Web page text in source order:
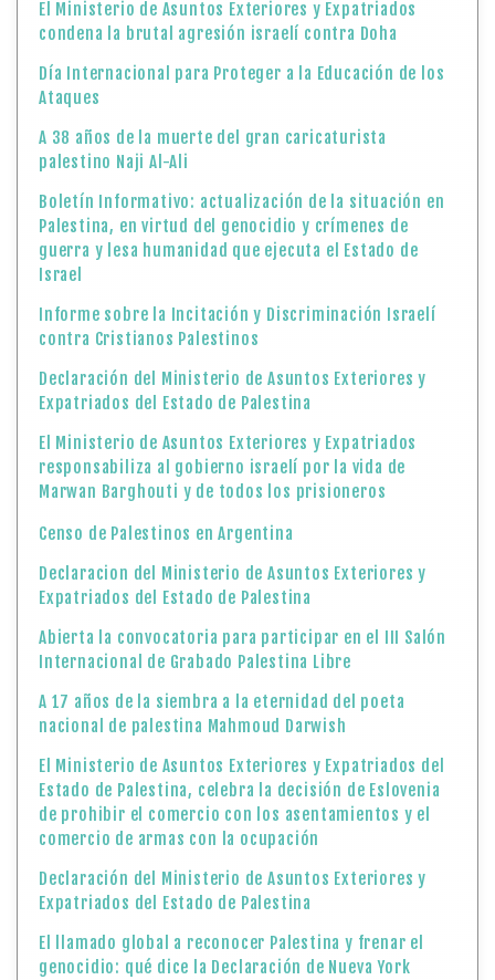
El Ministerio de Asuntos Exteriores y Expatriados
condena la brutal agresión israelí contra Doha
Día Internacional para Proteger a la Educación de los
Ataques
A 38 años de la muerte del gran caricaturista
palestino Naji Al-Ali
Boletín Informativo: actualización de la situación en
Palestina, en virtud del genocidio y crímenes de
guerra y lesa humanidad que ejecuta el Estado de
Israel
Informe sobre la Incitación y Discriminación Israelí
contra Cristianos Palestinos
Declaración del Ministerio de Asuntos Exteriores y
Expatriados del Estado de Palestina
El Ministerio de Asuntos Exteriores y Expatriados
responsabiliza al gobierno israelí por la vida de
Marwan Barghouti y de todos los prisioneros
Censo de Palestinos en Argentina
Declaracion del Ministerio de Asuntos Exteriores y
Expatriados del Estado de Palestina
Abierta la convocatoria para participar en el III Salón
Internacional de Grabado Palestina Libre
A 17 años de la siembra a la eternidad del poeta
nacional de palestina Mahmoud Darwish
El Ministerio de Asuntos Exteriores y Expatriados del
Estado de Palestina, celebra la decisión de Eslovenia
de prohibir el comercio con los asentamientos y el
comercio de armas con la ocupación
Declaración del Ministerio de Asuntos Exteriores y
Expatriados del Estado de Palestina
El llamado global a reconocer Palestina y frenar el
genocidio: qué dice la Declaración de Nueva York